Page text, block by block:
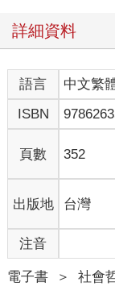
甚至寵物尋求支持
圖、目的，以及情
人類判斷，就能在
在孤獨、孤立世界
工具。隨著聊天機
成為連開發者都不
創業家伍茲（Kat
師都還要好（我找
生教練，她覺得
ChatGPT成為她想
可以說「不」，並
尷尬或摩擦。
當伍茲希望
詳細資料
語言 中文繁
ISBN
頁數 352
出版地 台灣
注音
電子書 ＞ 社會